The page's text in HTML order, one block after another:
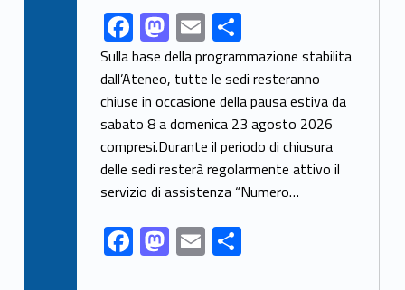
Link identifier share facebook archive #share-link-archive-40368F
ac
e
b
o
o
k
M
as
to
d
o
n
E
m
ai
l
S
h
ar
e
Sulla base della programmazione stabilita
dall’Ateneo, tutte le sedi resteranno
chiuse in occasione della pausa estiva da
sabato 8 a domenica 23 agosto 2026
compresi.Durante il periodo di chiusura
delle sedi resterà regolarmente attivo il
servizio di assistenza “Numero…
F
ac
M
as
E
m
S